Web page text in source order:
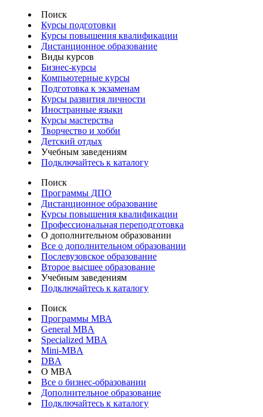
Поиск
Курсы подготовки
Курсы повышения квалификации
Дистанционное образование
Виды курсов
Бизнес-курсы
Компьютерные курсы
Подготовка к экзаменам
Курсы развития личности
Иностранные языки
Курсы мастерства
Творчество и хобби
Детский отдых
Учебным заведениям
Подключайтесь к каталогу
Поиск
Программы ДПО
Дистанционное образование
Курсы повышения квалификации
Профессиональная переподготовка
О дополнительном образовании
Все о дополнительном образовании
Послевузовское образование
Второе высшее образование
Учебным заведениям
Подключайтесь к каталогу
Поиск
Программы МВА
General MBA
Specialized MBA
Mini-MBA
DBA
О MBA
Все о бизнес-образовании
Дополнительное образование
Подключайтесь к каталогу